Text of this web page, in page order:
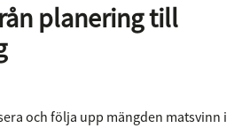
planering till
och följa upp mängden matsvinn i